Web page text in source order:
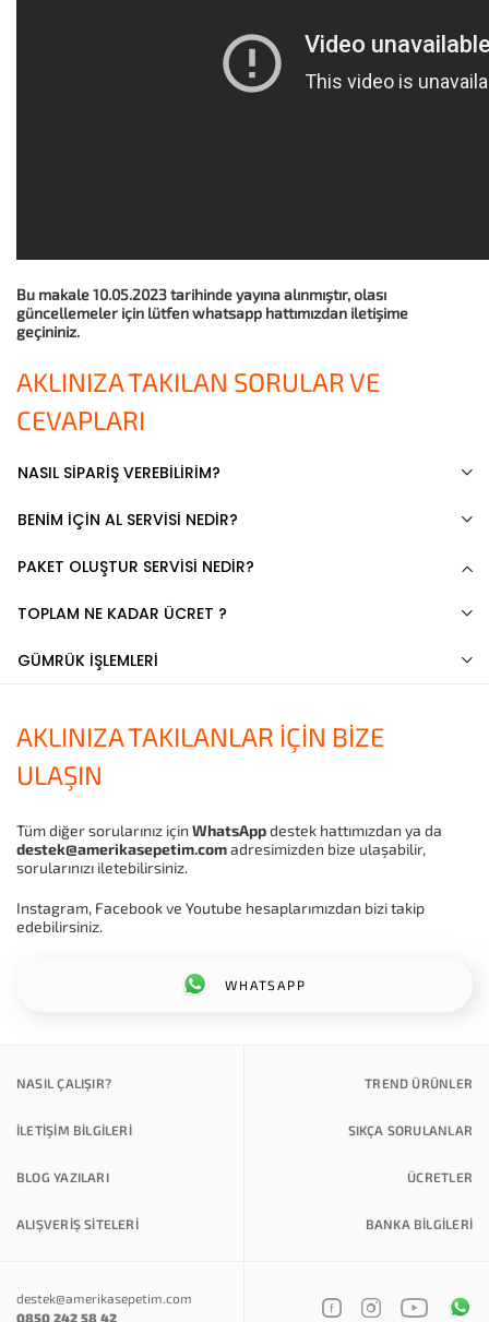
Bu makale 10.05.2023 tarihinde yayına alınmıştır, olası
güncellemeler için lütfen whatsapp hattımızdan iletişime
geçininiz.
AKLINIZA TAKILAN SORULAR VE
CEVAPLARI
NASIL SİPARİŞ VEREBİLİRİM?
BENİM İÇİN AL SERVİSİ NEDİR?
PAKET OLUŞTUR SERVİSİ NEDİR?
TOPLAM NE KADAR ÜCRET ?
GÜMRÜK İŞLEMLERİ
AKLINIZA TAKILANLAR İÇİN BİZE
ULAŞIN
WHATSAPP
Tüm diğer sorularınız için WhatsAppdestek hattımızdan ya da
destek@amerikasepetim.comadresimizden bize ulaşabilir,
sorularınızı iletebilirsiniz.
Instagram, Facebook ve Youtube hesaplarımızdan bizi takip
edebilirsiniz.
NASIL ÇALIŞIR? TREND ÜRÜNLER
İLETİŞİM BİLGİLERİ SIKÇA SORULANLAR
BLOG YAZILARI ÜCRETLER
ALIŞVERİŞ SİTELERİ BANKA BILGILERI
destek@amerikasepetim.com
0850 242 58 42